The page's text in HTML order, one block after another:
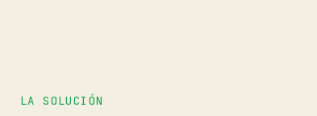
LA SOLUCIÓN